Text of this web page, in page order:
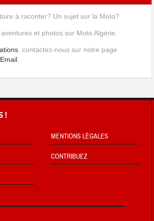
à raconter? Un sujet sur la Moto?
et photos sur Moto Algérie.
, contactez-nous sur notre page
Email.
!
MENTIONS LÉGALES
CONTRIBUEZ